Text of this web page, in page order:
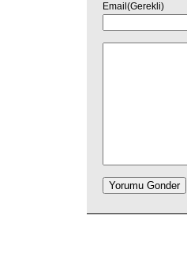
Email(Gerekli)